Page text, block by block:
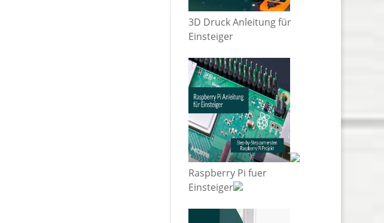
3D Druck Anleitung für
Einsteiger
Raspberry Pi fuer
Einsteiger